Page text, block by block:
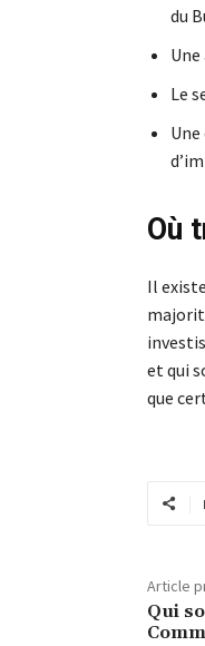
du
Le
Où
Il
et qui
que
Article
Qui